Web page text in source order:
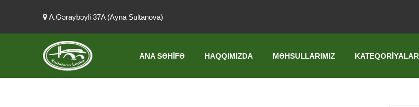
A.Gəraybəyli 37A (Ayna Sultanova)
ANA SƏHIFƏ HAQQIMIZDA MƏHSULLARIMIZ KATEQORIYALAR